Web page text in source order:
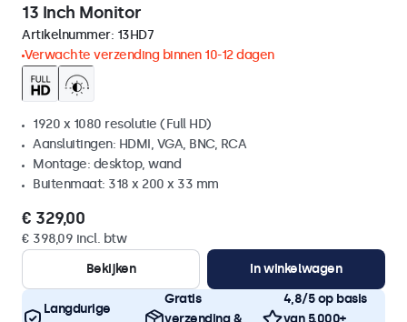
13 Inch Monitor
Artikelnummer: 13HD7
Verwachte verzending binnen 10-12 dagen
1920 x 1080 resolutie (Full HD)
Aansluitingen: HDMI, VGA, BNC, RCA
Montage: desktop, wand
Buitenmaat: 318 x 200 x 33 mm
€ 329,00
€ 398,09 incl. btw
Bekijken
In winkelwagen
Langdurige
Gratis
verzending &
4,8/5 op basis
van 5.000+